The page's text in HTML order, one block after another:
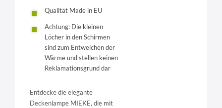
Qualität Made in EU
Achtung: Die kleinen
Löcher in den Schirmen
sind zum Entweichen der
Wärme und stellen keinen
Reklamationsgrund dar
Entdecke die elegante
Deckenlampe MIEKE, die mit